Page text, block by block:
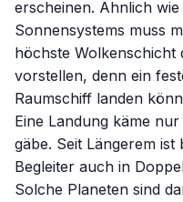
erscheinen. Ähnlich
Sonnensystems muss
höchste Wolkenschicht
vorstellen, denn ein
Raumschiff landen
Eine Landung käme
gäbe. Seit Längerem
Begleiter auch in
Solche Planeten sind